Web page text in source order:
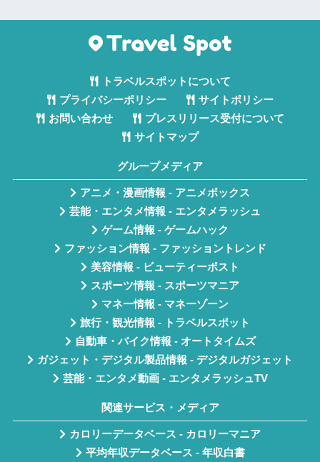
トラベルスポットについて
プライバシーポリシー
サイトポリシー
お問い合わせ
プレスリリース受付について
サイトマップ
グループメディア
アニメ・漫画情報 - アニメボックス
芸能・エンタメ情報 - エンタメラッシュ
ゲーム情報 - ゲームハック
ファッション情報 - ファッショントレンド
美容情報 - ビューティーポスト
スポーツ情報 - スポーツマニア
マネー情報 - マネーゾーン
旅行・観光情報 - トラベルスポット
自動車・バイク情報 - オートタイムズ
ガジェット・デジタル製品情報 - デジタルガジェット
芸能・エンタメ動画 - エンタメラッシュTV
関連サービス・メディア
カロリーデータベース - カロリーマニア
平均年収データベース - 年収白書